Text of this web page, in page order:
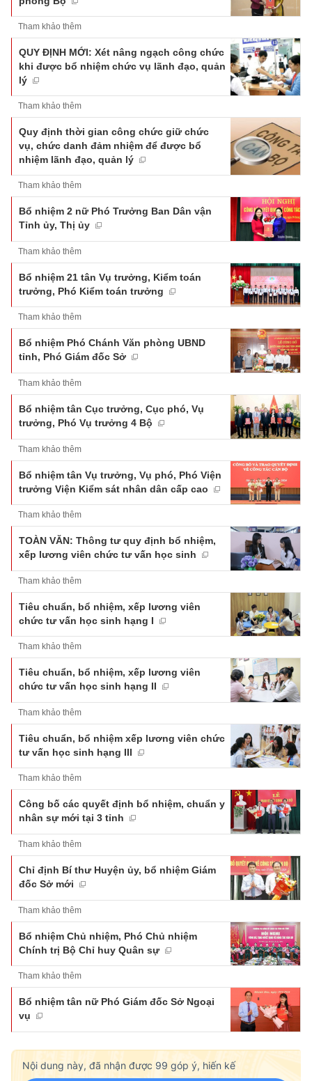
Tham khảo thêm
QUY ĐỊNH MỚI: Xét nâng ngạch công chức
khi được bổ nhiệm chức vụ lãnh đạo, quản
lý
Tham khảo thêm
Quy định thời gian công chức giữ chức
vụ, chức danh đảm nhiệm để được bổ
nhiệm lãnh đạo, quản lý
Tham khảo thêm
Bổ nhiệm 2 nữ Phó Trưởng Ban Dân vận
Tỉnh ủy, Thị ủy
Tham khảo thêm
Bổ nhiệm 21 tân Vụ trưởng, Kiểm toán
trưởng, Phó Kiểm toán trưởng
Tham khảo thêm
Bổ nhiệm Phó Chánh Văn phòng UBND
tỉnh, Phó Giám đốc Sở
Tham khảo thêm
Bổ nhiệm tân Cục trưởng, Cục phó, Vụ
trưởng, Phó Vụ trưởng 4 Bộ
Tham khảo thêm
Bổ nhiệm tân Vụ trưởng, Vụ phó, Phó Viện
trưởng Viện Kiểm sát nhân dân cấp cao
Tham khảo thêm
TOÀN VĂN: Thông tư quy định bổ nhiệm,
xếp lương viên chức tư vấn học sinh
Tham khảo thêm
Tiêu chuẩn, bổ nhiệm, xếp lương viên
chức tư vấn học sinh hạng I
Tham khảo thêm
Tiêu chuẩn, bổ nhiệm, xếp lương viên
chức tư vấn học sinh hạng II
Tham khảo thêm
Tiêu chuẩn, bổ nhiệm xếp lương viên chức
tư vấn học sinh hạng III
Tham khảo thêm
Công bố các quyết định bổ nhiệm, chuẩn y
nhân sự mới tại 3 tỉnh
Tham khảo thêm
Chỉ định Bí thư Huyện ủy, bổ nhiệm Giám
đốc Sở mới
Tham khảo thêm
Bổ nhiệm Chủ nhiệm, Phó Chủ nhiệm
Chính trị Bộ Chỉ huy Quân sự
Tham khảo thêm
Bổ nhiệm tân nữ Phó Giám đốc Sở Ngoại
vụ
Nội dung này, đã nhận được 99 góp ý, hiến kế